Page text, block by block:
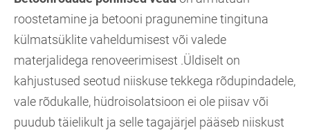
roostetamine ja betooni pragunemine tingituna
külmatsüklite vaheldumisest või valede
materjalidega renoveerimisest .Üldiselt on
kahjustused seotud niiskuse tekkega rõdupindadele,
vale rõdukalle, hüdroisolatsioon ei ole piisav või
puudub täielikult ja selle tagajärjel pääseb niiskust